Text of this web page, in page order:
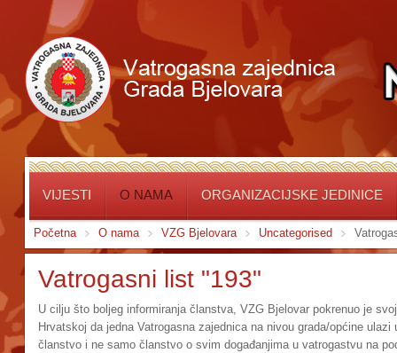
VIJESTI O NAMA ORGANIZACIJSKE JEDINICE
Početna O nama VZG Bjelovara Uncategorised
Vatrogasni list "193"
U cilju što boljeg informiranja članstva, VZG Bjelovar pokrenuo je
Hrvatskoj da jedna Vatrogasna zajednica na nivou grada/općine
članstvo i ne samo članstvo o svim događanjima u vatrogastvu na